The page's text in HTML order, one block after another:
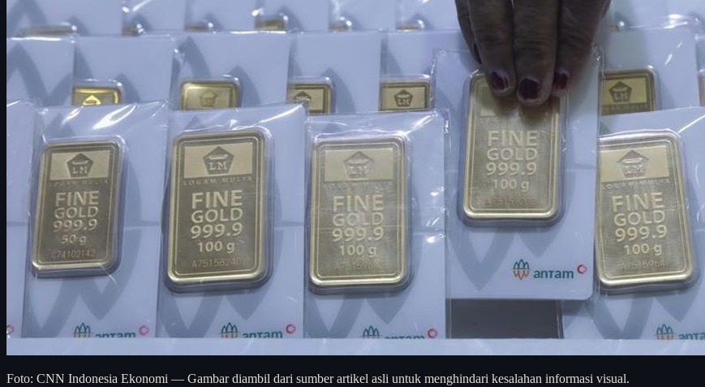
Foto: CNN Indonesia Ekonomi — Gambar diambil dari sumber artikel asli untuk menghindari kesalahan informasi visual.